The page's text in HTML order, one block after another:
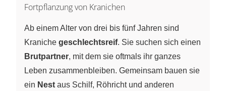
Fortpflanzung von Kranichen
Ab einem Alter von drei bis fünf Jahren sind
Kraniche geschlechtsreif. Sie suchen sich einen
Brutpartner, mit dem sie oftmals ihr ganzes
Leben zusammenbleiben. Gemeinsam bauen sie
ein Nest aus Schilf, Röhricht und anderen